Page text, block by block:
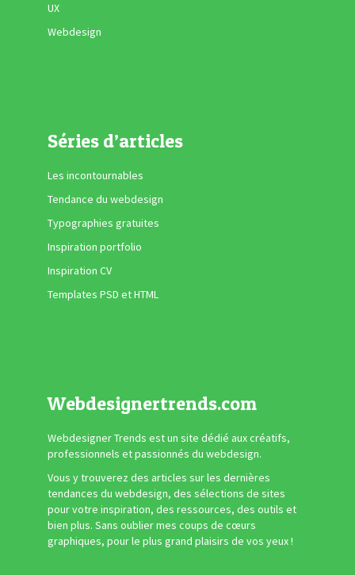
UX
Webdesign
Séries d’articles
Les incontournables
Tendance du webdesign
Typographies gratuites
Inspiration portfolio
Inspiration CV
Templates PSD et HTML
Webdesignertrends.com
Webdesigner Trends est un site dédié aux créatifs,
professionnels et passionnés du webdesign.
Vous y trouverez des articles sur les dernières
tendances du webdesign, des sélections de sites
pour votre inspiration, des ressources, des outils et
bien plus. Sans oublier mes coups de cœurs
graphiques, pour le plus grand plaisirs de vos yeux !